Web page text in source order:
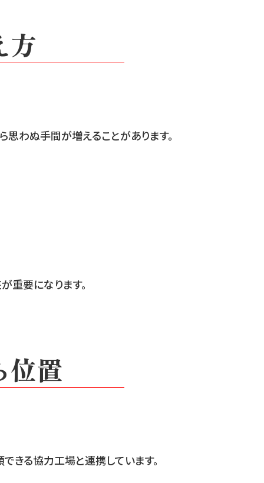
方
思わぬ手間が増えることがあります。
重要になります。
位置
きる協力工場と連携しています。